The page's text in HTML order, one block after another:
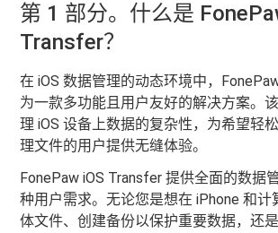
第 1 部分。什么是
Transfer？
在 iOS 数据管理的动态环境中，
为一款多功能且用户友好的解决方案。
理 iOS 设备上数据的复杂性，为希望轻
理文件的用户提供无缝体验。
FonePaw iOS Transfer 提供全面的数据
种用户需求。无论您是想在 iPhone 和计
体文件、创建备份以保护重要数据，还